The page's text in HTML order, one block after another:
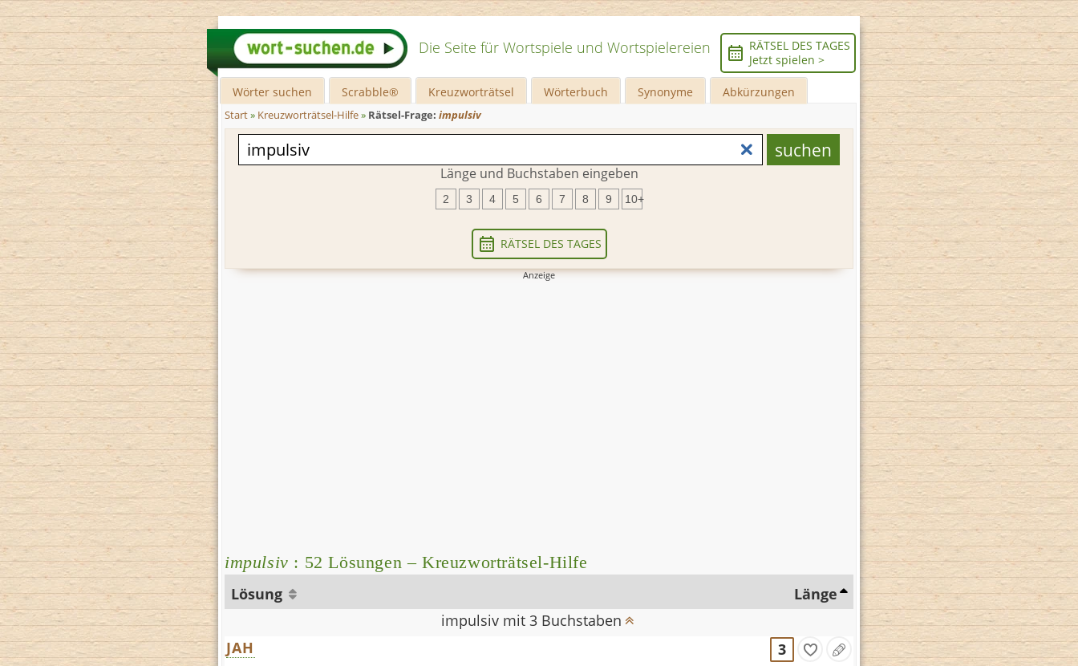
Die Seite für Wortspiele und Wortspielereien
RÄTSEL DES TAGES
Jetzt spielen >
Wörter suchen Scrabble® Kreuzworträtsel Wörterbuch Synonyme Abkürzungen
Start» Kreuzworträtsel-Hilfe» Rätsel-Frage: impulsiv
Länge und Buchstaben eingeben
2 3 4 5 6 7 8 9 10+
RÄTSEL DES TAGES
impulsiv : 52 Lösungen – Kreuzworträtsel-Hilfe
Lösung
Länge
impulsiv mit 3 Buchstaben
JAH
3